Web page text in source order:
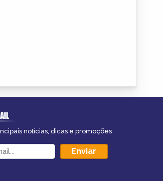
notícias, dicas e promoções